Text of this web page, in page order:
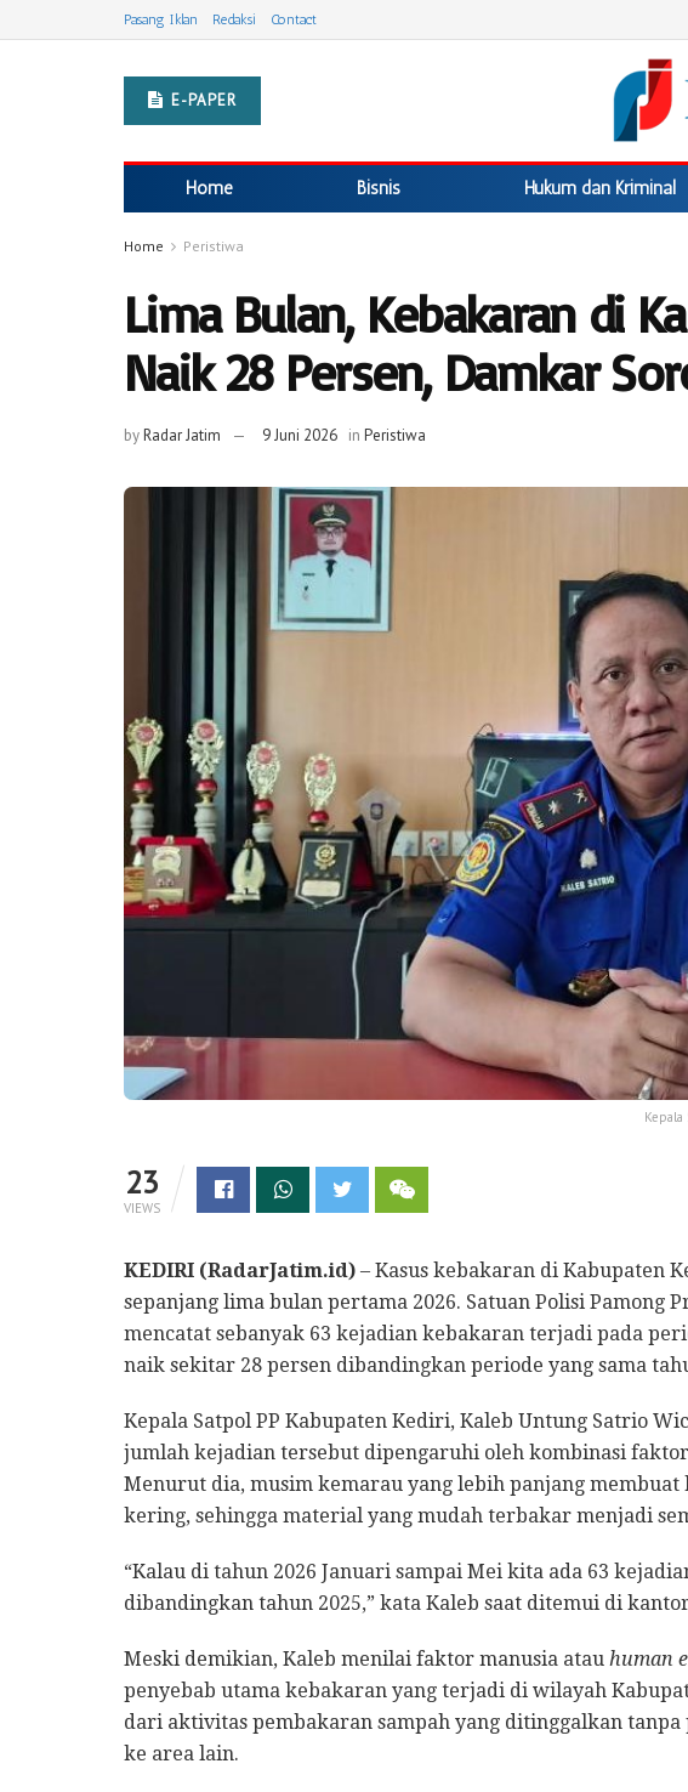
Pasang Iklan Redaksi Contact
E-PAPER
Home Bisnis Hukum dan Kriminal
Home Peristiwa
Lima Bulan, Kebakaran di
Naik 28 Persen, Damkar
byRadar Jatim 9 Juni 2026 in Peristiwa
23
VIEWS
KEDIRI (RadarJatim.id) – Kasus kebakaran di Kabupaten
sepanjang lima bulan pertama 2026. Satuan Polisi Pamong
mencatat sebanyak 63 kejadian kebakaran terjadi pada
naik sekitar 28 persen dibandingkan periode yang sama
Kepala Satpol PP Kabupaten Kediri, Kaleb Untung Satrio
jumlah kejadian tersebut dipengaruhi oleh kombinasi
Menurut dia, musim kemarau yang lebih panjang
kering, sehingga material yang mudah terbakar menjadi
“Kalau di tahun 2026 Januari sampai Mei kita ada 63
dibandingkan tahun 2025,” kata Kaleb saat ditemui di
Meski demikian, Kaleb menilai faktor manusia atau human
penyebab utama kebakaran yang terjadi di wilayah
dari aktivitas pembakaran sampah yang ditinggalkan
ke area lain.